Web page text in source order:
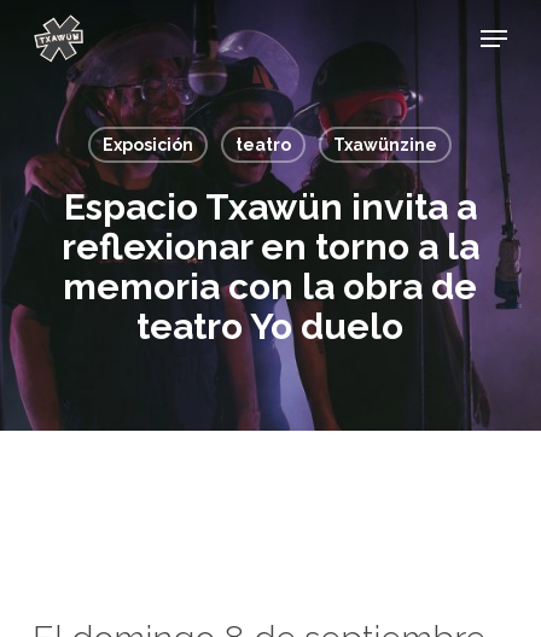
Skip
content
Menu
Exposición teatro Txawünzine
Espacio Txawün invita a
reflexionar en torno a la
memoria con la obra de
teatro Yo duelo